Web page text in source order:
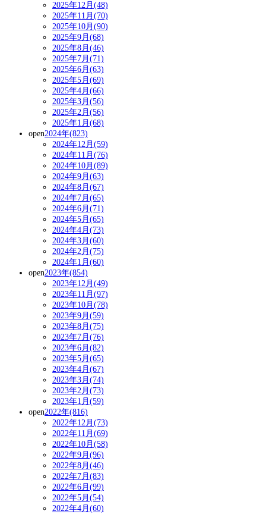
2025年12月(48)
2025年11月(70)
2025年10月(90)
2025年9月(68)
2025年8月(46)
2025年7月(71)
2025年6月(63)
2025年5月(69)
2025年4月(66)
2025年3月(56)
2025年2月(56)
2025年1月(68)
open2024年(823)
2024年12月(59)
2024年11月(76)
2024年10月(89)
2024年9月(63)
2024年8月(67)
2024年7月(65)
2024年6月(71)
2024年5月(65)
2024年4月(73)
2024年3月(60)
2024年2月(75)
2024年1月(60)
open2023年(854)
2023年12月(49)
2023年11月(97)
2023年10月(78)
2023年9月(59)
2023年8月(75)
2023年7月(76)
2023年6月(82)
2023年5月(65)
2023年4月(67)
2023年3月(74)
2023年2月(73)
2023年1月(59)
open2022年(816)
2022年12月(73)
2022年11月(69)
2022年10月(58)
2022年9月(96)
2022年8月(46)
2022年7月(83)
2022年6月(99)
2022年5月(54)
2022年4月(60)